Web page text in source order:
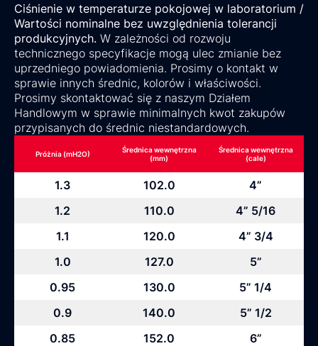
Ciśnienie w temperaturze pokojowej w laboratorium /
Wartości nominalne bez uwzględnienia tolerancji
produkcyjnych. W zależności od rozwoju
technicznego specyfikacje mogą ulec zmianie bez
uprzedniego powiadomienia. Prosimy o kontakt w
sprawie innych średnic, kolorów i właściwości.
Prosimy skontaktować się z naszym Działem
Handlowym w sprawie minimalnych kwot zakupów
przypisanych do średnic niestandardowych.
Próżnia (mH2O)
Średnica wewnętrzna
(mm)
Średnica wewnętrzna
(cale)
1.3 102.0
4”
1.2
110.0
4” 5/16
1.1
120.0
4” 3/4
1.0
127.0
5”
0.95
130.0
5” 1/4
0.9
140.0
5” 1/2
0.85
152.0
6”